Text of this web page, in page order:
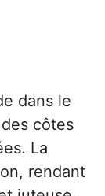
dans le
côtes
La
rendant